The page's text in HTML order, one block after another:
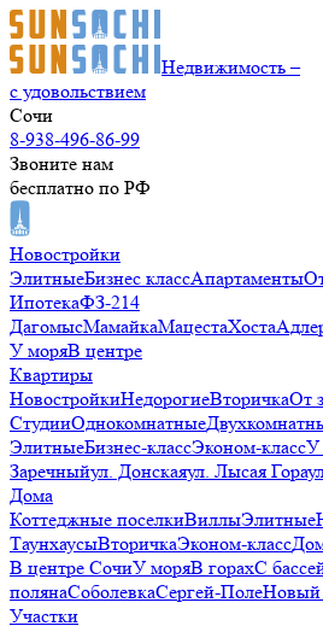
Недвижимость –
с удовольствием
Сочи
8-938-496-86-99
Звоните нам
бесплатно по РФ
Новостройки
ЭлитныеБизнес классАпартаменты
ИпотекаФЗ-214
ДагомысМамайкаМацестаХоста
У моряВ центре
Квартиры
НовостройкиНедорогиеВторичкаОт
СтудииОднокомнатные
ЭлитныеБизнес-классЭконом-классУ
Заречныйул. Донскаяул. Лысая Гора
Дома
Коттеджные поселкиВиллыЭлитные
ТаунхаусыВторичкаЭконом-класс
В центре СочиУ моряВ горахС
полянаСоболевкаСергей-Поле
Участки